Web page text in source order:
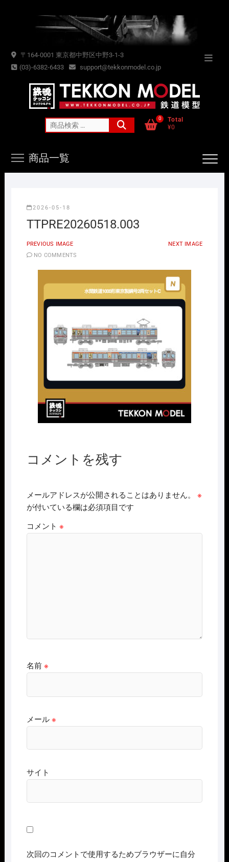
〒164-0001 東京都中野区中野3-1-3
(03)-6382-6433
support@tekkonmodel.co.jp
索
0
Total
¥0
商品一覧
2026-05-18
TTPRE20260518.003
PREVIOUS IMAGE
NEXT IMAGE
NO COMMENTS
コメントを残す
メールアドレスが公開されることはありません。
※
が付いている欄は必須項目です
コメント ※
名前 ※
メール ※
サイト
次回のコメントで使用するためブラウザーに自分